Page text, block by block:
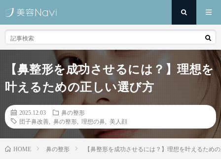
【鼻整形を成功させるには？】理想を
叶えるための正しい選び方
2025.12.03
鼻の整形
団子鼻改善
鼻の整形 理想の鼻 美人顔
HOME 鼻の整形 【鼻整形を成功させるには？】理想を叶えるため